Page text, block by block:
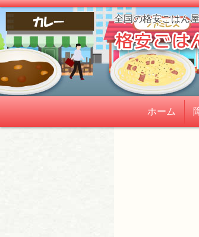
全国の格安ごはん
ホーム